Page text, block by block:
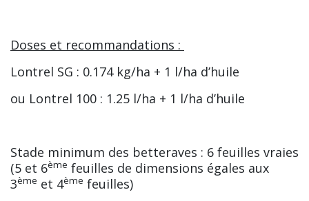
Doses et recommandations :
Lontrel SG : 0.174 kg/ha + 1 l/ha d’huile
ou Lontrel 100 : 1.25 l/ha + 1 l/ha d’huile
Stade minimum des betteraves : 6 feuilles vraies
(5 et 6ème feuilles de dimensions égales aux
3ème et 4ème feuilles)